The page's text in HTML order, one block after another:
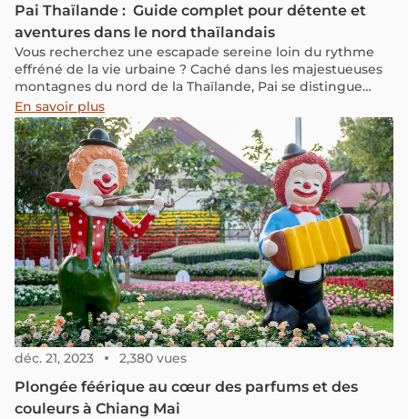
Pai Thaïlande : Guide complet pour détente et
aventures dans le nord thaïlandais
Vous recherchez une escapade sereine loin du rythme
effréné de la vie urbaine ? Caché dans les majestueuses
montagnes du nord de la Thaïlande, Pai se distingue
comme un gemme vert du “pays du sourire". En tant que
natif thaïlandais passionné de voyages, je peux affirmer
avec confiance que Pai est une destination
incontournable pour quiconque cherche une aventure
unique et mémorable. Cette petite ville offre un mélange
harmonieux de culture, nature et détente, avec des
attractions uniques telles que des sources chaudes
apaisantes, des cascades époustouflantes et des marchés
locaux vibrants. Découvrons pourquoi Pai devrait être
votre prochaine destination de voyage!
En savoir plus
déc. 21, 2023 2,380 vues
Plongée féérique au cœur des parfums et des
couleurs à Chiang Mai